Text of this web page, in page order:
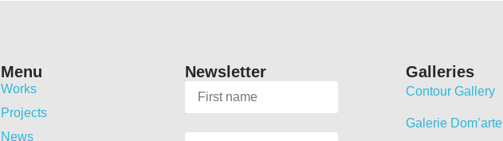
Menu
Works
Projects
News
Newsletter Galleries
Contour Gallery
Galerie Dom’arte